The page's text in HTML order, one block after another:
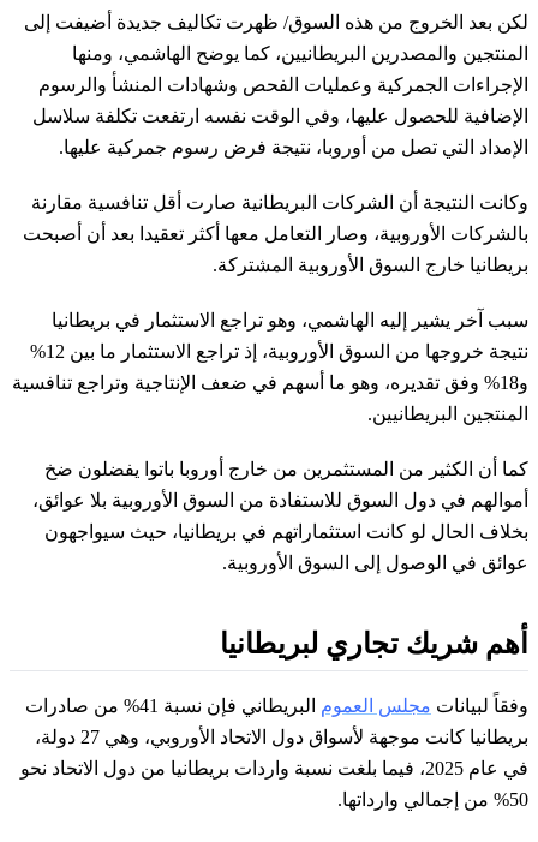
لكن بعد الخروج من هذه السوق/ ظهرت تكاليف جديدة أضيفت إلى
المنتجين والمصدرين البريطانيين، كما يوضح الهاشمي، ومنها
الإجراءات الجمركية وعمليات الفحص وشهادات المنشأ والرسوم
الإضافية للحصول عليها، وفي الوقت نفسه ارتفعت تكلفة سلاسل
الإمداد التي تصل من أوروبا، نتيجة فرض رسوم جمركية عليها.
وكانت النتيجة أن الشركات البريطانية صارت أقل تنافسية مقارنة
بالشركات الأوروبية، وصار التعامل معها أكثر تعقيدا بعد أن أصبحت
بريطانيا خارج السوق الأوروبية المشتركة.
سبب آخر يشير إليه الهاشمي، وهو تراجع الاستثمار في بريطانيا
نتيجة خروجها من السوق الأوروبية، إذ تراجع الاستثمار ما بين 12%
و18% وفق تقديره، وهو ما أسهم في ضعف الإنتاجية وتراجع تنافسية
المنتجين البريطانيين.
كما أن الكثير من المستثمرين من خارج أوروبا باتوا يفضلون ضخ
أموالهم في دول السوق للاستفادة من السوق الأوروبية بلا عوائق،
بخلاف الحال لو كانت استثماراتهم في بريطانيا، حيث سيواجهون
عوائق في الوصول إلى السوق الأوروبية.
أهم شريك تجاري لبريطانيا
وفقاً لبيانات مجلس العموم
البريطاني فإن نسبة 41% من صادرات
بريطانيا كانت موجهة لأسواق دول الاتحاد الأوروبي، وهي 27 دولة،
في عام 2025، فيما بلغت نسبة واردات بريطانيا من دول الاتحاد نحو
50% من إجمالي وارداتها.